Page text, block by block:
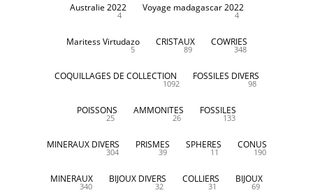
Australie 2022
4
Voyage madagascar 2022
4
Maritess Virtudazo
5
CRISTAUX
89
COWRIES
348
COQUILLAGES DE COLLECTION
1092
FOSSILES DIVERS
98
POISSONS
25
AMMONITES
26
FOSSILES
133
MINERAUX DIVERS
304
PRISMES
39
SPHERES
11
CONUS
190
MINERAUX
340
BIJOUX DIVERS
32
COLLIERS
31
BIJOUX
69